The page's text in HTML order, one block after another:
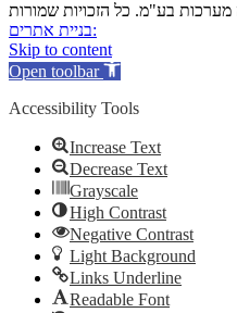
בניית אתרים:
Skip to content
Open toolbar
Accessibility Tools
Increase Text
Decrease Text
Grayscale
High Contrast
Negative Contrast
Light Background
Links Underline
Readable Font